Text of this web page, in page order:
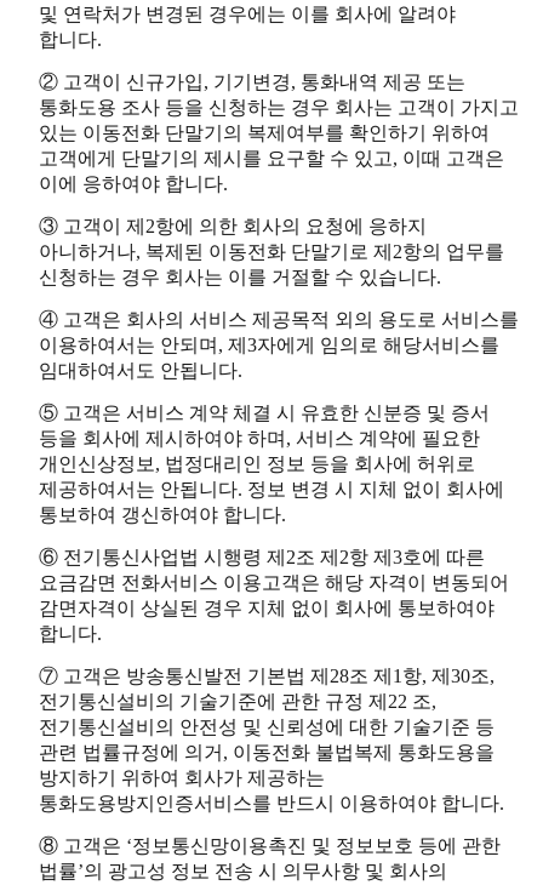
및 연락처가 변경된 경우에는 이를 회사에 알려야
합니다.
② 고객이 신규가입, 기기변경, 통화내역 제공 또는
통화도용 조사 등을 신청하는 경우 회사는 고객이 가지고
있는 이동전화 단말기의 복제여부를 확인하기 위하여
고객에게 단말기의 제시를 요구할 수 있고, 이때 고객은
이에 응하여야 합니다.
③ 고객이 제2항에 의한 회사의 요청에 응하지
아니하거나, 복제된 이동전화 단말기로 제2항의 업무를
신청하는 경우 회사는 이를 거절할 수 있습니다.
④ 고객은 회사의 서비스 제공목적 외의 용도로 서비스를
이용하여서는 안되며, 제3자에게 임의로 해당서비스를
임대하여서도 안됩니다.
⑤ 고객은 서비스 계약 체결 시 유효한 신분증 및 증서
등을 회사에 제시하여야 하며, 서비스 계약에 필요한
개인신상정보, 법정대리인 정보 등을 회사에 허위로
제공하여서는 안됩니다. 정보 변경 시 지체 없이 회사에
통보하여 갱신하여야 합니다.
⑥ 전기통신사업법 시행령 제2조 제2항 제3호에 따른
요금감면 전화서비스 이용고객은 해당 자격이 변동되어
감면자격이 상실된 경우 지체 없이 회사에 통보하여야
합니다.
⑦ 고객은 방송통신발전 기본법 제28조 제1항, 제30조,
전기통신설비의 기술기준에 관한 규정 제22 조,
전기통신설비의 안전성 및 신뢰성에 대한 기술기준 등
관련 법률규정에 의거, 이동전화 불법복제 통화도용을
방지하기 위하여 회사가 제공하는
통화도용방지인증서비스를 반드시 이용하여야 합니다.
⑧ 고객은 ‘정보통신망이용촉진 및 정보보호 등에 관한
법률’의 광고성 정보 전송 시 의무사항 및 회사의